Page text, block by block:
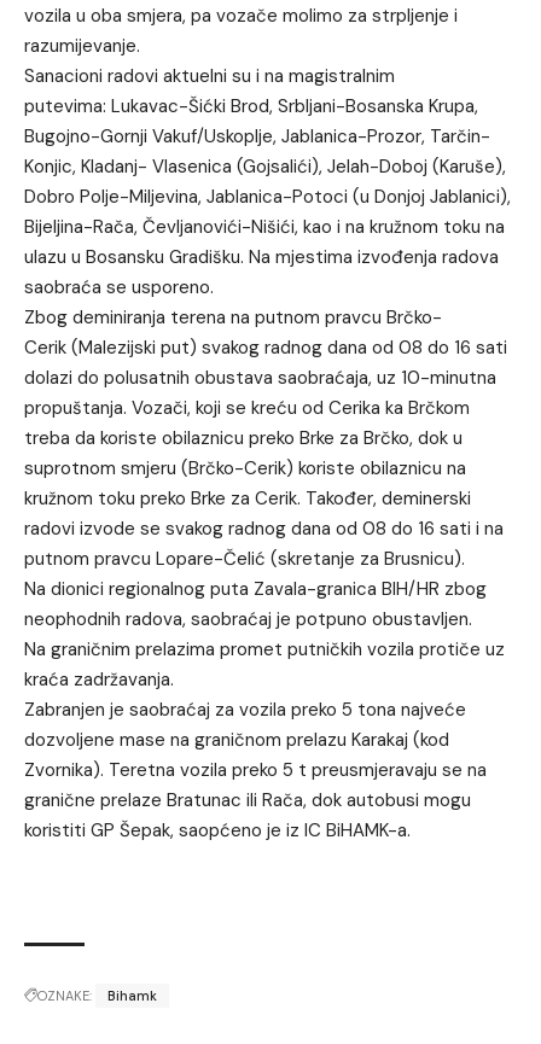
vozila u oba smjera, pa vozače molimo za strpljenje i
razumijevanje.
Sanacioni radovi aktuelni su i na magistralnim
putevima: Lukavac-Šićki Brod, Srbljani-Bosanska Krupa,
Bugojno-Gornji Vakuf/Uskoplje, Jablanica-Prozor, Tarčin-
Konjic, Kladanj- Vlasenica (Gojsalići), Jelah-Doboj (Karuše),
Dobro Polje-Miljevina, Jablanica-Potoci (u Donjoj Jablanici),
Bijeljina-Rača, Čevljanovići-Nišići, kao i na kružnom toku na
ulazu u Bosansku Gradišku. Na mjestima izvođenja radova
saobraća se usporeno.
Zbog deminiranja terena na putnom pravcu Brčko-
Cerik (Malezijski put) svakog radnog dana od 08 do 16 sati
dolazi do polusatnih obustava saobraćaja, uz 10-minutna
propuštanja. Vozači, koji se kreću od Cerika ka Brčkom
treba da koriste obilaznicu preko Brke za Brčko, dok u
suprotnom smjeru (Brčko-Cerik) koriste obilaznicu na
kružnom toku preko Brke za Cerik. Također, deminerski
radovi izvode se svakog radnog dana od 08 do 16 sati i na
putnom pravcu Lopare-Čelić (skretanje za Brusnicu).
Na dionici regionalnog puta Zavala-granica BIH/HR zbog
neophodnih radova, saobraćaj je potpuno obustavljen.
Na graničnim prelazima promet putničkih vozila protiče uz
kraća zadržavanja.
Zabranjen je saobraćaj za vozila preko 5 tona najveće
dozvoljene mase na graničnom prelazu Karakaj (kod
Zvornika). Teretna vozila preko 5 t preusmjeravaju se na
granične prelaze Bratunac ili Rača, dok autobusi mogu
koristiti GP Šepak, saopćeno je iz IC BiHAMK-a.
OZNAKE: Bihamk